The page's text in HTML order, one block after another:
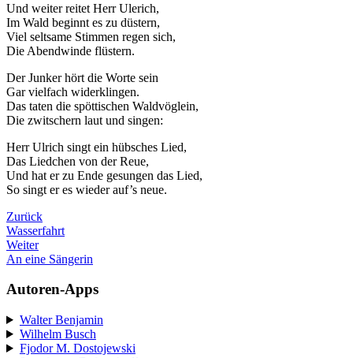
Und weiter reitet Herr Ulerich,
Im Wald beginnt es zu düstern,
Viel seltsame Stimmen regen sich,
Die Abendwinde flüstern.
Der Junker hört die Worte sein
Gar vielfach widerklingen.
Das taten die spöttischen Waldvöglein,
Die zwitschern laut und singen:
Herr Ulrich singt ein hübsches Lied,
Das Liedchen von der Reue,
Und hat er zu Ende gesungen das Lied,
So singt er es wieder auf’s neue.
Zurück
Wasserfahrt
Weiter
An eine Sängerin
Autoren-Apps
Walter Benjamin
Wilhelm Busch
Fjodor M. Dostojewski